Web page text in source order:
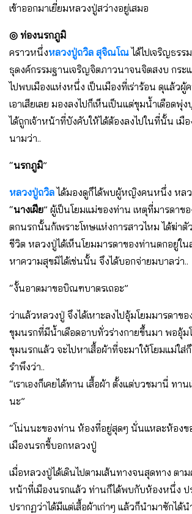
เข้าออกมาเยี่ยมหลวงปู่สว่างอยู่เสมอ
◎ ท่องนรกภูมิ
คราวหนึ่งหลวงปู่ถวิล สุจิณโณได้ไปเจริญธรร
ธุดงค์กรรมฐานเจริญจิตภาวนาจนจิตสงบ กระ
ไปพบเมืองแห่งหนึ่ง เป็นเมืองที่เร่าร้อน ดุแล้วผู้
เอาเสียเลย มองลงไปก็เห็นเป็นแต่ขุมน้ำเดือดพุ่
ได้ถูกเจ้าหน้าที่บังคับให้ได้ต้องลงไปในที่นั้น เมื
นามว่า..
“นรกภูมิ”
หลวงปู่ถวิลได้มองดูก็ได้พบผู้หญิงคนหนึ่ง หลว
“นางเฝีย” ผู้เป็นโยมแม่ของท่าน เหตุที่มารดาข
ตกนรกนั้นก้เพราะโทษแห่งการสาวไหม ได้ฆ่า
ชีวิต หลวงปู่ได้เห็นโยมมารดาของท่านตกอยู่ใ
หาความสุขมิได้เช่นนั้น จึงได้บอกจ่ายมบาลว่า..
“งั้นอาตมาขอบิณฑบาตรเถอะ”
ว่าแล้วหลวงปู่ จึงได้เหาะลงไปอุ้มโยมมารดาข
ขุมนรกที่มีน้ำเดือดอาบทั่วร่างกายขึ้นมา พออุ้ม
ขุมนรกแล้ว จะไปหาเสื้อผ้าที่จะมาให้โยมแม่ใส่
รำพึงว่า..
“เราเองก็เคยได้ทาน เสื้อผ้า ตั้งแต่บวชมานี่ ทาน
นะ”
“โน่นนะของท่าน ห้องที่อยู่สุดๆ นั่นแหละห้องข
เมืองนรกชี้บอกหลวงปู่
เมื่อหลวงปู่ได้เดินไปตามเส้นทางจนสุดทาง ตาม
หน้าที่เมืองนรกแล้ว ท่านก็ได้พบกับห้องหนึ่ง ป
ปรากฏว่าได้มีแต่เสื้อผ้าเก่าๆ แล้วก็นำมาซักได้